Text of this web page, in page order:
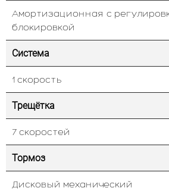
Амортизационная с
блокировкой
Система
1 скорость
Трещётка
7 скоростей
Тормоз
Дисковый механический